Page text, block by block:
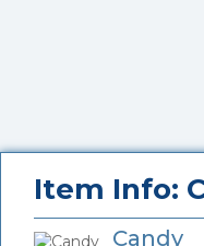
Item Info:
Candy